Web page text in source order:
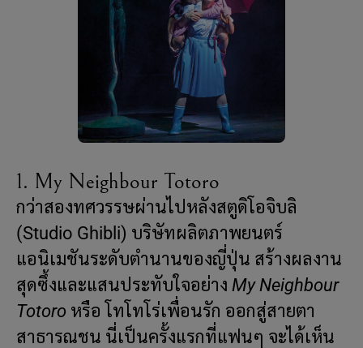
1. My Neighbour Totoro
กว่าสองทศวรรษผ่านไปหลังสตูดิโอจิบลิ
(Studio Ghibli) บริษัทผลิตภาพยนตร์
แอนิเมชันระดับตำนานของญี่ปุ่น สร้างผลงาน
สุดซึ้งและแสนประทับใจอย่าง My Neighbour
Totoro หรือ โทโทโร่เพื่อนรัก ออกสู่สายตา
สาธารณชน นี่เป็นครั้งแรกที่แฟนๆ จะได้เห็น